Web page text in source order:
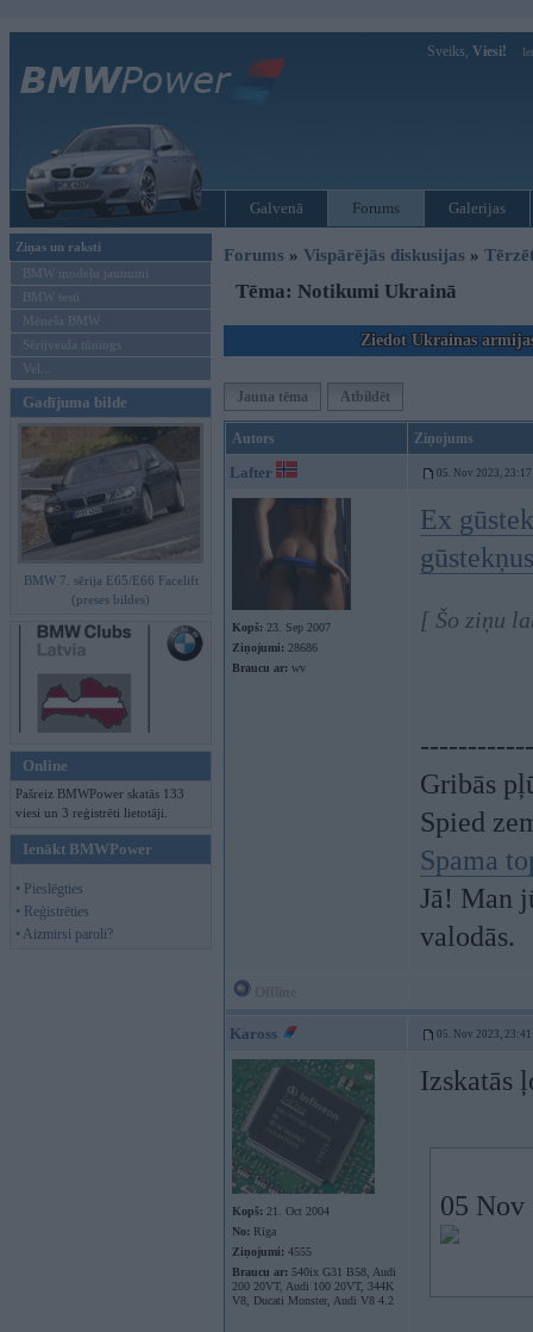
Sveiks, Viesi!
Galvenā Forums Galerijas
Ziņas un raksti
BMW modeļu jaunumi
BMW testi
Mēneša BMW
Sērijveida tūnings
Vel...
Gadījuma bilde
BMW 7. sērija E65/E66 Facelift
(preses bildes)
Online
Pašreiz BMWPower skatās 133
viesi un 3 reģistrēti lietotāji.
Ienākt BMWPower
• Pieslēgties
• Reģistrēties
• Aizmirsi paroli?
Forums » Vispārējās diskusijas »
Tēma: Notikumi Ukrainā
Ziedot Ukrainas
Jauna tēma Atbildēt
Autors Ziņojums
Lafter 05. Nov 2023, 23:17
Kopš: 23. Sep 2007
Ziņojumi: 28686
Braucu ar: wv
Ex
[ Šo ziņu
Gribās
Spied
Spama
Jā! Man
valodās.
Kaross 05. Nov 2023, 23:41
Kopš: 21. Oct 2004
No: Rīga
Ziņojumi: 4555
Braucu ar: 540ix G31 B58, Audi
200 20VT, Audi 100 20VT, 344K
V8, Ducati Monster, Audi V8 4.2
Izskatās
05